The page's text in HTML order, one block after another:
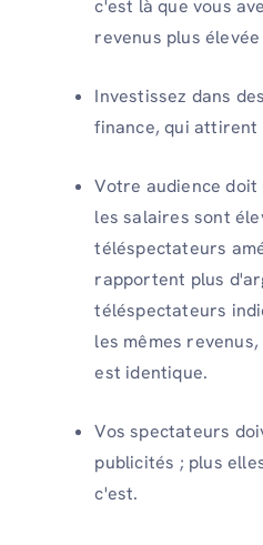
c'est là que vous
revenus plus élevée
Investissez dans
finance, qui attirent
Votre audience
les salaires sont
téléspectateurs
rapportent plus
téléspectateurs
les mêmes
est identique.
Vos spectateurs
publicités ; plus
c'est.